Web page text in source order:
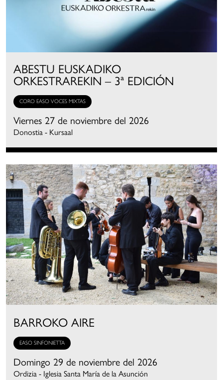
ABESTU EUSKADIKO
ORKESTRAREKIN – 3ª EDICIÓN
CORO EASO VOCES MIXTAS
Viernes 27 de noviembre del 2026
Donostia - Kursaal
BARROKO AIRE
EASO SINFONIETTA
Domingo 29 de noviembre del 2026
Ordizia - Iglesia Santa María de la Asunción